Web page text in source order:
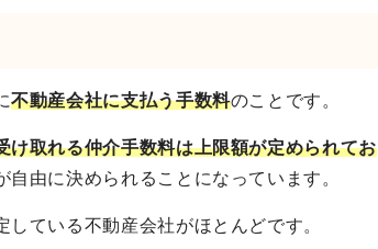
不動産会社に支払う手数料のことです。
け取れる仲介手数料は上限額が定められてお
由に決められることになっています。
ている不動産会社がほとんどです。